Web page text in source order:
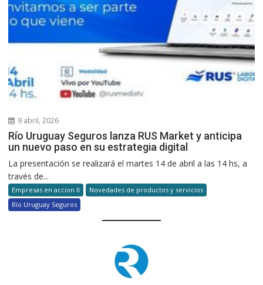
9 abril, 2026
Río Uruguay Seguros lanza RUS Market y anticipa
un nuevo paso en su estrategia digital
La presentación se realizará el martes 14 de abril a las 14 hs, a
través de...
Empresas en accion II
Novedades de productos y servicios
Río Uruguay Seguros